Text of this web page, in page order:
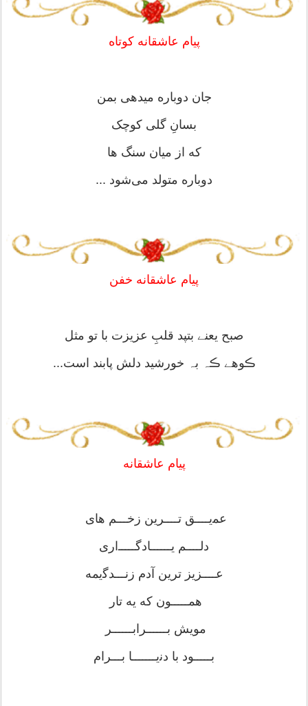
پیام عاشقانه کوتاه
جان دوباره میدهی بمن
بسانِ گلی کوچک
که از میان سنگ ها
دوباره متولد می‌شود ...
پیام عاشقانه خفن
صبح یعنے بتپد قلبِ عزیزت با تو مثل
ڪوهے ڪہ بہ خورشید دلش پابند است...
پیام عاشقانه
ﻋﻤیــــﻖ ﺗــــﺮین ﺯﺧـــﻢ ﻫﺎﯼ
ﺩﻟــــﻢ یــــــﺎﺩﮔـــــﺍﺭﯼ
ﻋــــﺰیز ﺗﺮین آﺩﻡ ﺯﻧـــﺪﮔیمه
ﻫﻤـــــﻮﻥ ﮐﻪ یه ﺗﺎﺭ
ﻣﻮیش ﺑــــــﺮﺍﺑــــــﺮ
ﺑـــــﻮﺩ ﺑﺎ ﺩﻧیـــــــﺎ ﺑـــﺮﺍﻡ